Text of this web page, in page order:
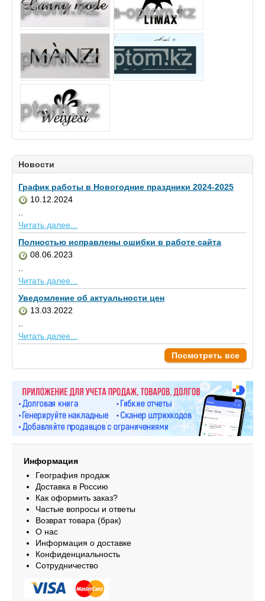
Новости
График работы в Новогодние праздники 2024-2025
10.12.2024
..
Читать далее...
Полностью исправлены ошибки в работе сайта
08.06.2023
Читать далее...
Уведомление об актуальности цен
13.03.2022
Читать далее...
Посмотреть все
Информация
География продаж
Доставка в Россию
Как оформить заказ?
Частые вопросы и ответы
Возврат товара (брак)
О нас
Информация о доставке
Конфиденциальность
Сотрудничество